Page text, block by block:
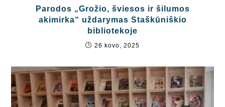
Parodos „Grožio, šviesos ir šilumos
akimirka“ uždarymas Staškūniškio
bibliotekoje
26 kovo, 2025